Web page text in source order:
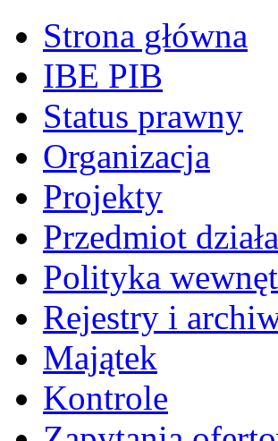
Strona główna
IBE PIB
Status prawny
Organizacja
Projekty
Przedmiot
Polityka
Rejestry i
Majątek
Kontrole